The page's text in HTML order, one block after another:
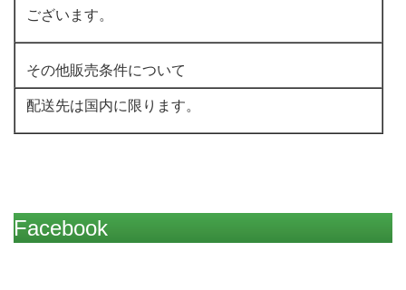
ございます。
その他販売条件について
配送先は国内に限ります。
Facebook